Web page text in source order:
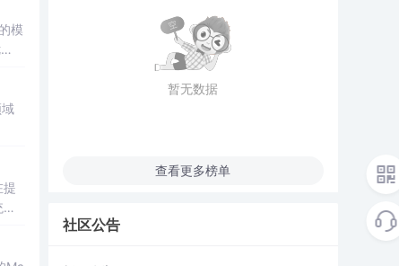
模
提
暂无数据
查看更多榜单
社区公告